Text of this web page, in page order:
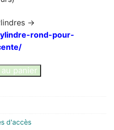
->
rond-pour-
panier
d'accès